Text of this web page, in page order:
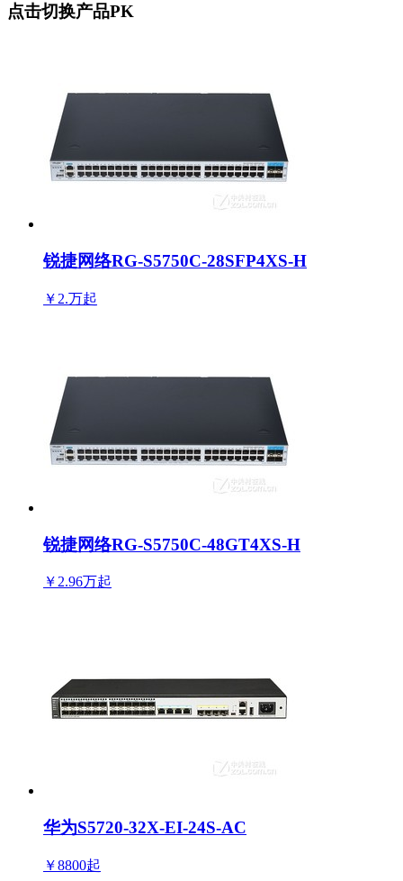
点击切换产品PK
锐捷网络RG-S5750C-28SFP4XS-H
￥2.万起
锐捷网络RG-S5750C-48GT4XS-H
￥2.96万起
华为S5720-32X-EI-24S-AC
￥8800起